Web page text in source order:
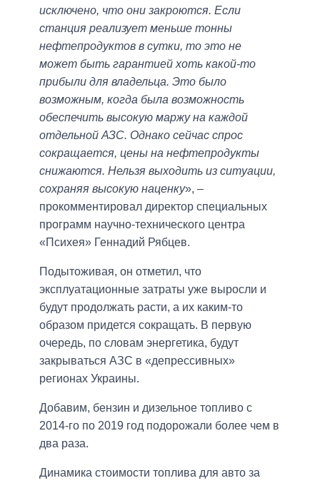
исключено, что они закроются. Если
станция реализует меньше тонны
нефтепродуктов в сутки, то это не
может быть гарантией хоть какой-то
прибыли для владельца. Это было
возможным, когда была возможность
обеспечить высокую маржу на каждой
отдельной АЗС. Однако сейчас спрос
сокращается, цены на нефтепродукты
снижаются. Нельзя выходить из ситуации,
сохраняя высокую наценку», –
прокомментировал директор специальных
программ научно-технического центра
«Психея» Геннадий Рябцев.
Подытоживая, он отметил, что
эксплуатационные затраты уже выросли и
будут продолжать расти, а их каким-то
образом придется сокращать. В первую
очередь, по словам энергетика, будут
закрываться АЗС в «депрессивных»
регионах Украины.
Добавим, бензин и дизельное топливо с
2014-го по 2019 год подорожали более чем в
два раза.
Динамика стоимости топлива для авто за